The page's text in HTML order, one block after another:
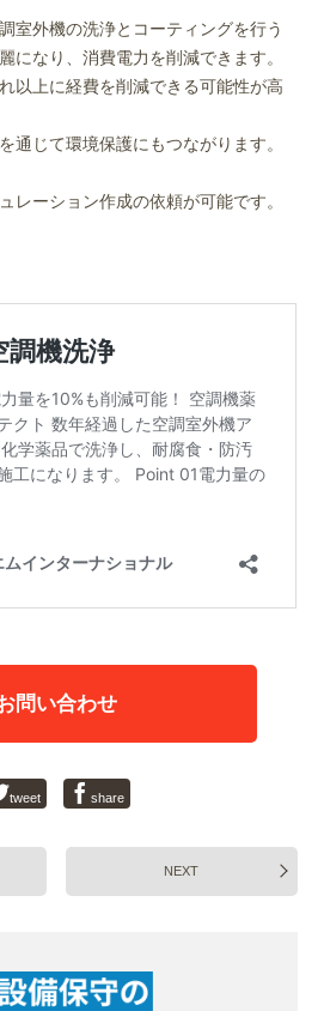
室外機の洗浄とコーティングを行う
になり、消費電力を削減できます。
以上に経費を削減できる可能性が高
通じて環境保護にもつながります。
レーション作成の依頼が可能です。
問い合わせ
tweet share
NEXT